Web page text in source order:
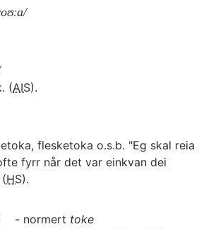
(AIS).
flesketoka o.s.b. "Eg skal reia
fyrr når det var einkvan dei
HS).
- normert toke